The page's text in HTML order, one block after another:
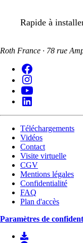
Rapide à
Roth France · 78 rue
Téléchargements
Vidéos
Contact
Visite virtuelle
CGV
Mentions légales
Confidentialité
FAQ
Plan d'accès
Paramètres de